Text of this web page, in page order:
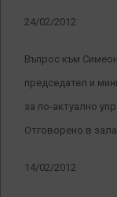
24/02/2012
Въпрос към
председател и
за по-актуално
Отговорено в
14/02/2012